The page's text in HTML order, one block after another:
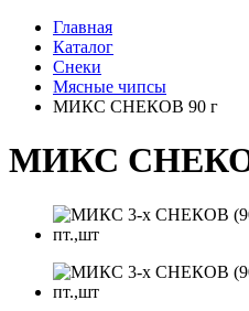
Главная
Каталог
Снеки
Мясные чипсы
МИКС СНЕКОВ 90 г
МИКС